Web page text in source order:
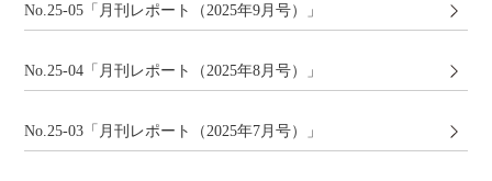
No.25-05「月刊レポート（2025年9月号）」
No.25-04「月刊レポート（2025年8月号）」
No.25-03「月刊レポート（2025年7月号）」